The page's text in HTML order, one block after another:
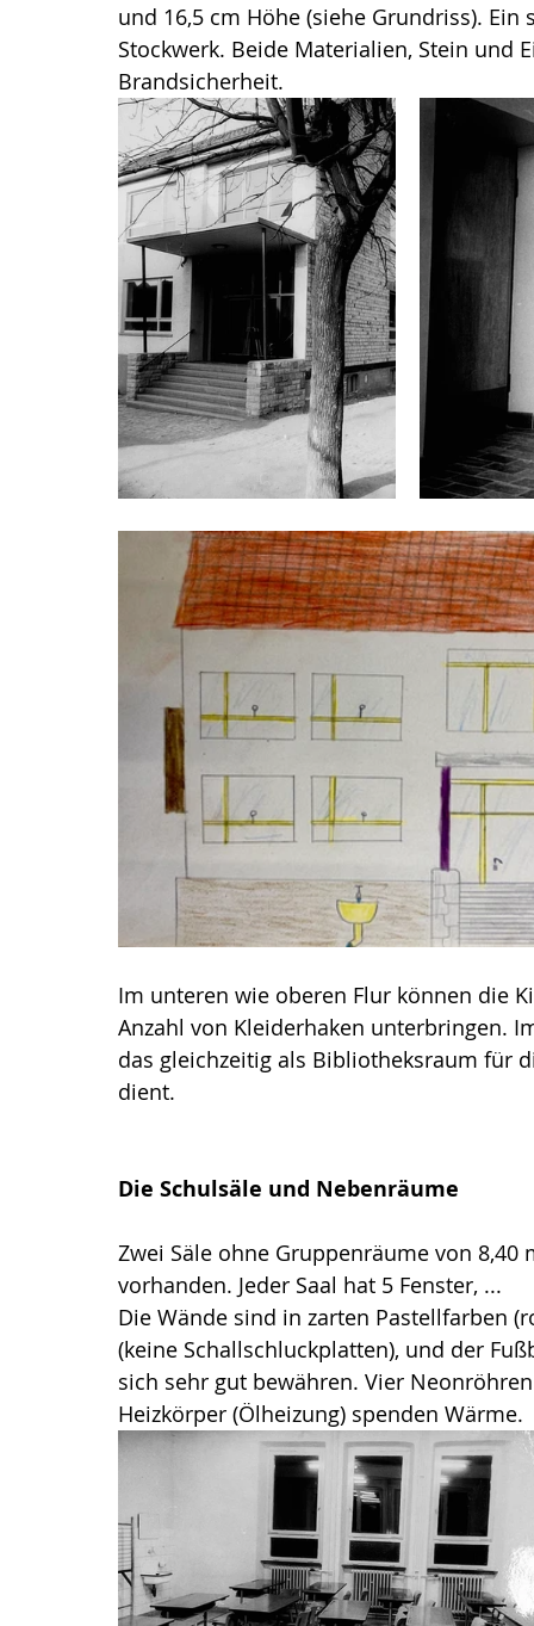
und 16,5 cm Höhe (siehe Grundriss).
Stockwerk. Beide Materialien, Stein und
Brandsicherheit.
Im unteren wie oberen Flur können die
Anzahl von Kleiderhaken unterbringen.
das gleichzeitig als Bibliotheksraum für
dient.
Die Schulsäle und Nebenräume
Zwei Säle ohne Gruppenräume von
vorhanden. Jeder Saal hat 5 Fenster, ...
Die Wände sind in zarten Pastellfarben
(keine Schallschluckplatten), und der
sich sehr gut bewähren. Vier
Heizkörper (Ölheizung) spenden Wärme.